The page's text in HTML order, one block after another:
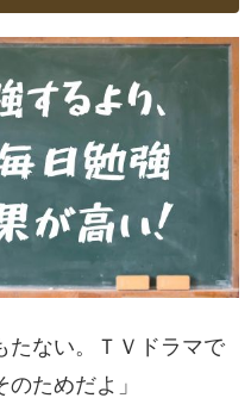
たない。ＴＶドラマで
ためだよ」